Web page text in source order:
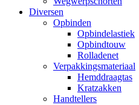
Diversen
Opbinden
Opbindelastiek
Opbindtouw
Rolladenet
Verpakkingsmateriaal
Hemddraagtas
Kratzakken
Handtellers